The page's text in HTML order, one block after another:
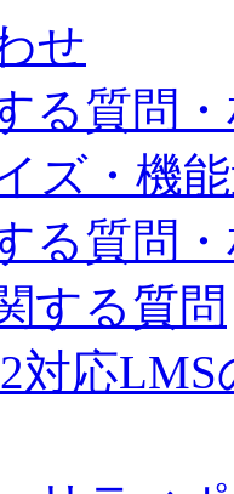
せ
る質問
ズ・機
る質問
する質問
対応